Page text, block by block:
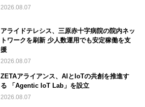
2026.08.07
アライドテレシス、三原赤十字病院の院内ネッ
トワークを刷新 少人数運用でも安定稼働を支
援
2026.08.07
ZETAアライアンス、AIとIoTの共創を推進す
る 「Agentic IoT Lab」を設立
2026.08.07